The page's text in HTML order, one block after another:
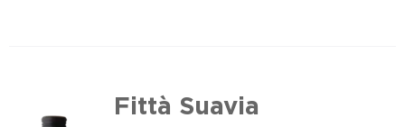
Fittà Suavia